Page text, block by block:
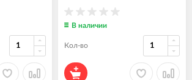
В наличии
Кол-во